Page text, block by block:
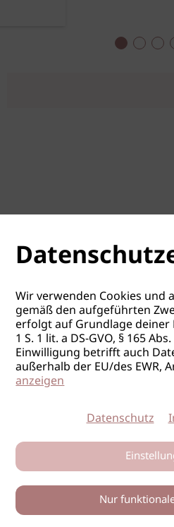
Wir verwenden Cookies und
gemäß den aufgeführten
erfolgt auf Grundlage deiner
1 S. 1 lit. a DS-GVO, § 165
Einwilligung betrifft auch
außerhalb der EU/des EWR,
anzeigen
Datenschutz
Nur